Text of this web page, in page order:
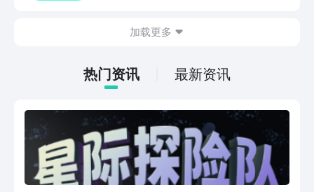
接就可以下载。游戏的上手门槛还是比较
打发无聊的时间，可玩性真的比较高。
加载更多
热门资讯 最新资讯